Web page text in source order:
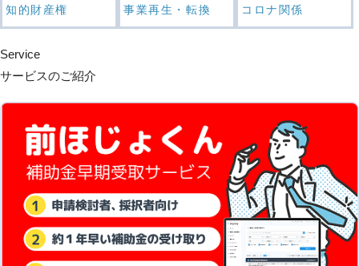
知的財産権 事業再生・転換 コロナ関係
Service
サービスのご紹介